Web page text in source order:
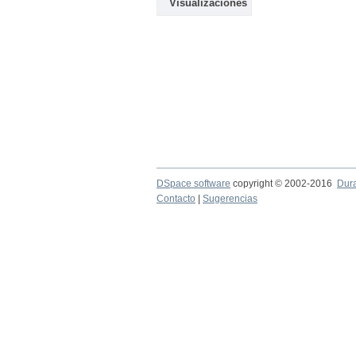
Visualizaciones
DSpace software copyright © 2002-2016
Contacto
Sugerencias